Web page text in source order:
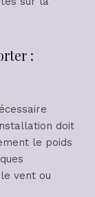
:
doit
le poids
vent ou